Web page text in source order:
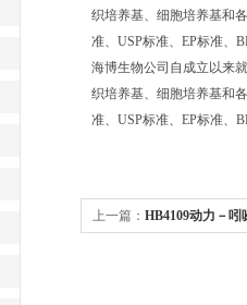
织培养基、细胞培养基和
准、USP标准、EP标准、
海博生物公司自成立以来
织培养基、细胞培养基和
准、USP标准、EP标准、
上一篇： HB4109动力－